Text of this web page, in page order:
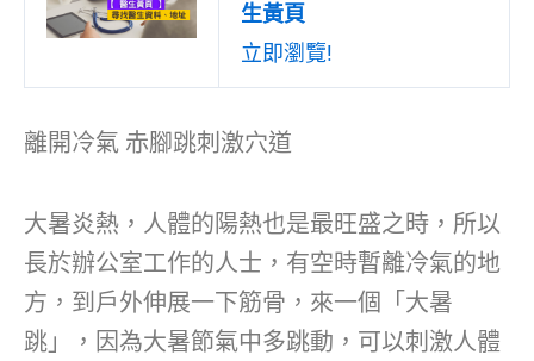
生黃頁
立即瀏覽!
離開冷氣 赤腳跳刺激穴道
大暑炎熱，人體的陽熱也是最旺盛之時，所以
長於辦公室工作的人士，有空時暫離冷氣的地
方，到戶外伸展一下筋骨，來一個「大暑
跳」，因為大暑節氣中多跳動，可以刺激人體